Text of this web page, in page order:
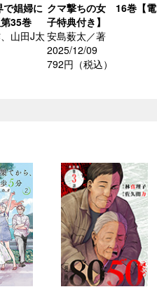
娼婦に
35巻
山田J太
クマ撃ちの女 16巻【電
子特典付き】
安島薮太／著
2025/12/09
792円（税込）